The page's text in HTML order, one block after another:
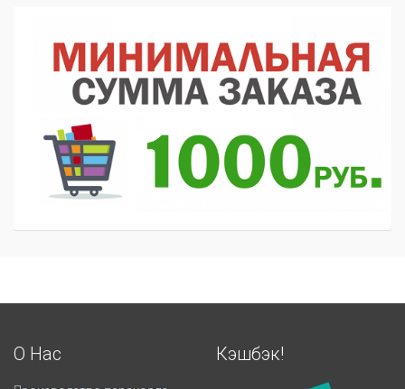
О Нас Кэшбэк!